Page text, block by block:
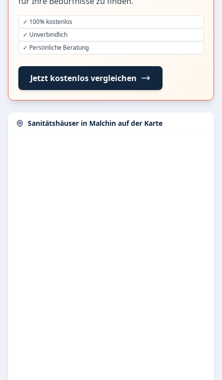
✓ 100% kostenlos
✓ Unverbindlich
✓ Persönliche Beratung
Jetzt kostenlos vergleichen
Sanitätshäuser in Malchin auf der Karte